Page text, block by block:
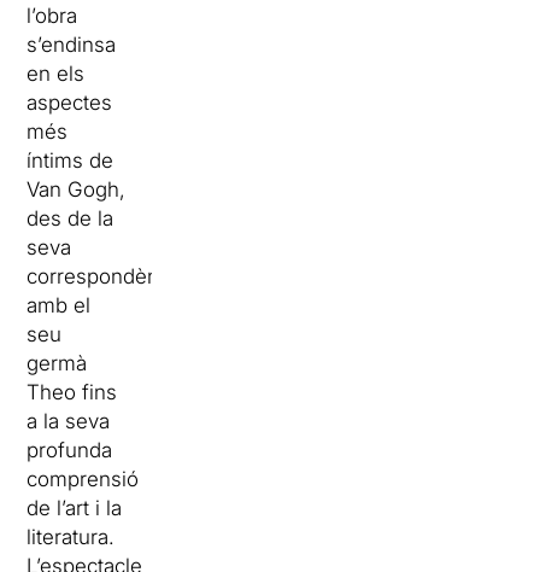
l’obra
s’endinsa
en els
aspectes
més
íntims de
Van Gogh,
des de la
seva
correspondència
amb el
seu
germà
Theo fins
a la seva
profunda
comprensió
de l’art i la
literatura.
L’espectacle